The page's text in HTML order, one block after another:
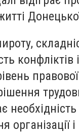
конфліктів
необхідність
організації